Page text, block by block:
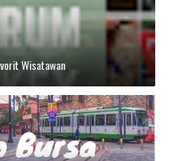
Wisatawan